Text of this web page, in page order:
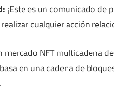
¡Este es un comunicado de
cualquier acción
mercado NFT multicadena
en una cadena de
.